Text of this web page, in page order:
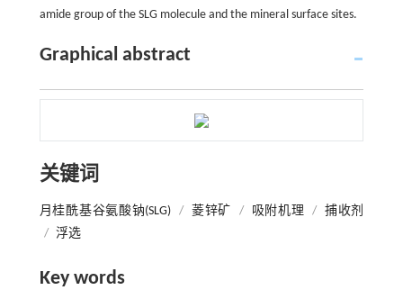
amide group of the SLG molecule and the mineral surface sites.
Graphical abstract
关键词
月桂酰基谷氨酸钠(SLG) / 菱锌矿 / 吸附机理 / 捕收剂
/ 浮选
Key words